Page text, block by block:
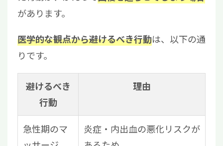
があります。
医学的な観点から避けるべき行動は、以下の通
りです。
避けるべき
行動
理由
急性期のマ
炎症・内出血の悪化リスクが